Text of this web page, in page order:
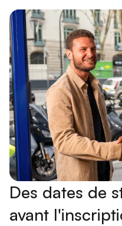
Des dates de
avant